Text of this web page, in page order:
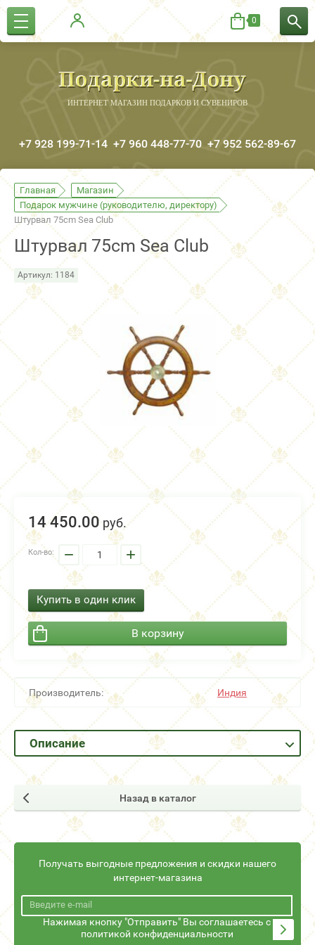
0
ИНТЕРНЕТ МАГАЗИН ПОДАРКОВ И СУВЕНИРОВ
+7 928 199-71-14 +7 960 448-77-70 +7 952 562-89-67
Главная
Магазин
Подарок мужчине (руководителю, директору)
Штурвал 75cm Sea Club
Штурвал 75cm Sea Club
Артикул: 1184
14 450.00 руб.
Кол-во: − +
Купить в один клик
В корзину
Производитель: Индия
Описание
Назад в каталог
Получать выгодные предложения и скидки нашего
интернет-магазина
Нажимая кнопку "Отправить" Вы соглашаетесь с
политикой конфиденциальности